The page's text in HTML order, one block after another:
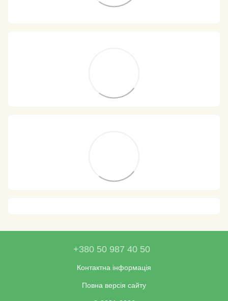
+380 50 987 40 50
Контактна інформація
Повна версія сайту